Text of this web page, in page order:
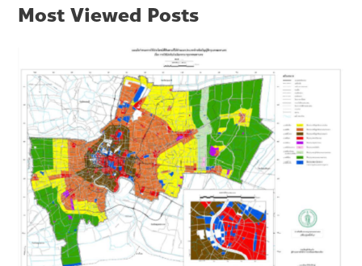
Most Viewed Posts